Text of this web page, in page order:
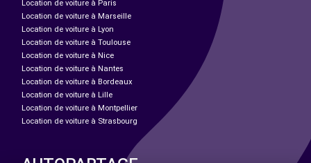
Location de voiture à Paris
Location de voiture à Marseille
Location de voiture à Lyon
Location de voiture à Toulouse
Location de voiture à Nice
Location de voiture à Nantes
Location de voiture à Bordeaux
Location de voiture à Lille
Location de voiture à Montpellier
Location de voiture à Strasbourg